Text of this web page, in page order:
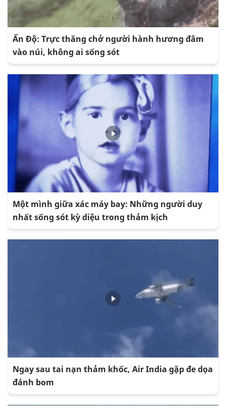
Ấn Độ: Trực thăng chở người hành hương đâm
vào núi, không ai sống sót
Một mình giữa xác máy bay: Những người duy
nhất sống sót kỳ diệu trong thảm kịch
Ngay sau tai nạn thảm khốc, Air India gặp đe dọa
đánh bom